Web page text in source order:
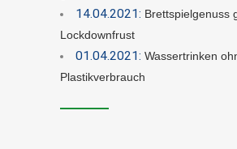
14.04.2021: Brettspielgenuss
Lockdownfrust
01.04.2021: Wassertrinken
Plastikverbrauch